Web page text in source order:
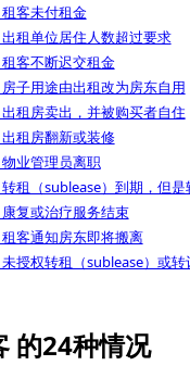
客未付租金
租单位居住人数超过要求
客不断迟交租金
子用途由出租改为房东自用
租房卖出，并被购买者自住
租房翻新或装修
业管理员离职
租（sublease）到期，但
复或治疗服务结束
客通知房东即将搬离
授权转租（sublease）或转
的24种情况